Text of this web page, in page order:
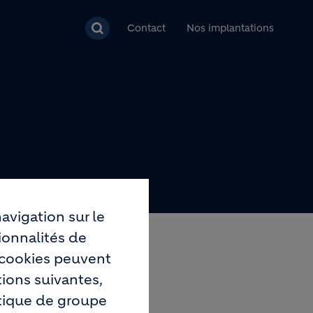
Contact Nos implantations
sur le
de
peuvent
suivantes,
de groupe